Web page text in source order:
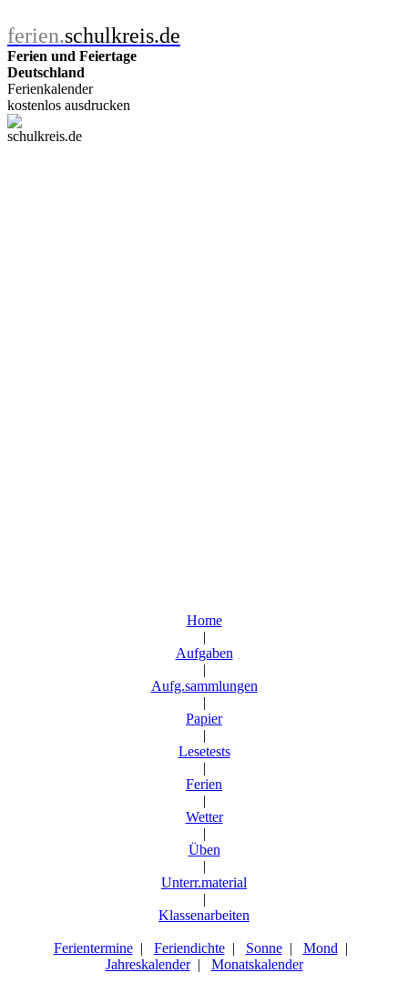
ferien.schulkreis.de
Ferien und Feiertage
Deutschland
Ferienkalender
kostenlos ausdrucken
Home
|
Aufgaben
|
Aufg.sammlungen
|
Papier
|
Lesetests
|
Ferien
|
Wetter
|
Üben
|
Unterr.material
|
Klassenarbeiten
Ferientermine| Feriendichte| Sonne| Mond |
Jahreskalender| Monatskalender